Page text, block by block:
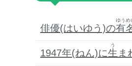
俳優(はいゆう)の有
ゆうめ
1947年(ねん)に生
う
ま